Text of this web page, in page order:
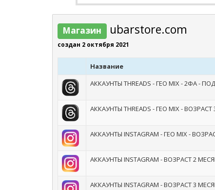
Магазин ubarstore.com
создан 2 октября 2021
Название
АККАУНТЫ THREADS - ГЕО MIX - 2ФА -
АККАУНТЫ THREADS - ГЕО MIX -
АККАУНТЫ INSTAGRAM - ГЕО MIX -
АККАУНТЫ INSTAGRAM - ВОЗРАСТ 2
АККАУНТЫ INSTAGRAM - ВОЗРАСТ 3